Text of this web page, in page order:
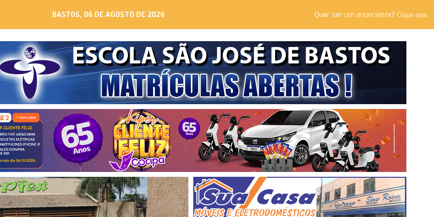
BASTOS, 06 DE AGOSTO DE 2026 Quer ser um anunciante? Clique aqui